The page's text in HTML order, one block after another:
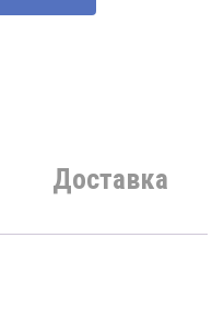
Доставка